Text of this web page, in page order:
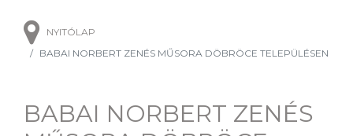
NYITÓLAP
BABAI NORBERT ZENÉS MŰSORA DÖBRÖCE TELEPÜLÉSEN
BABAI NORBERT ZENÉS